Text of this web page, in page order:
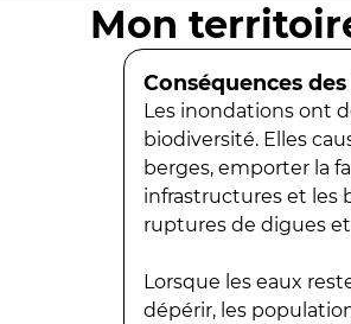
Mon
Conséquences
Les inondations ont
biodiversité. Elles
berges, emporter la
infrastructures et les
ruptures de digues
Lorsque les eaux
dépérir, les